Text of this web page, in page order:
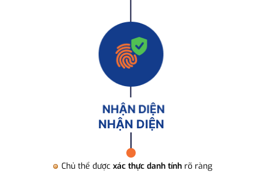
NHẬN DIỆN
Chủ thể được xác thực danh tính rõ ràng